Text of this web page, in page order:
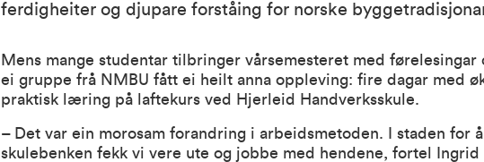
ferdigheiter og djupare forståing for norske
Mens mange studentar tilbringer vårsemesteret med førelesingar
ei gruppe frå NMBU fått ei heilt anna oppleving: fire dagar med
praktisk læring på laftekurs ved
Hjerleid Handverksskule.
– Det var ein morosam forandring i arbeidsmetoden. I staden for
skulebenken fekk vi vere ute og jobbe med hendene, fortel Ingrid